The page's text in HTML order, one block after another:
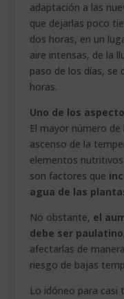
adaptación a las
que dejarlas poco
dos horas, en un
aire intensas, de la
paso de los días, se
horas.
Uno de los
El mayor número
ascenso de la
elementos
son factores que
agua de las
No obstante, el
debe ser paulatino
afectarlas de
riesgo de bajas
Lo idóneo para casi